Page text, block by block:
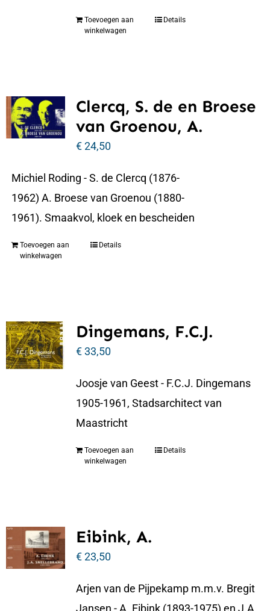
Toevoegen aan
winkelwagen
Details
Clercq, S. de en Broese
van Groenou, A.
€24,50
Michiel Roding - S. de Clercq (1876-
1962) A. Broese van Groenou (1880-
1961). Smaakvol, kloek en bescheiden
Toevoegen aan
winkelwagen
Details
Dingemans, F.C.J.
€33,50
Joosje van Geest - F.C.J. Dingemans
1905-1961, Stadsarchitect van
Maastricht
Toevoegen aan
winkelwagen
Details
Eibink, A.
€23,50
Arjen van de Pijpekamp m.m.v. Bregit
Jansen - A. Eibink (1893-1975) en J.A.